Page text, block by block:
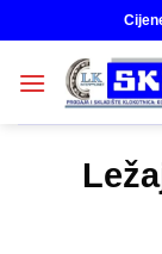
to
content